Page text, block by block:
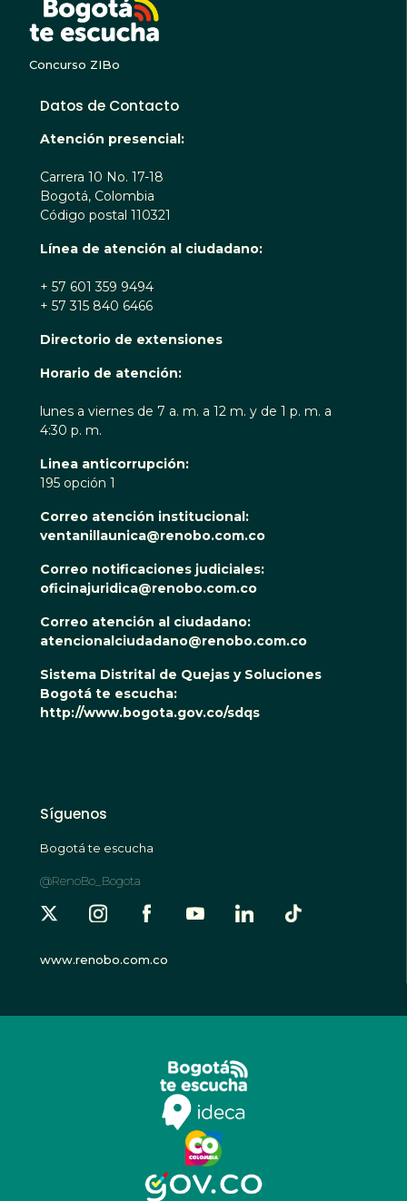
Concurso ZIBo
Datos de Contacto
Atención presencial:
Carrera 10 No. 17-18
Bogotá, Colombia
Código postal 110321
Línea de atención al ciudadano:
+ 57 601 359 9494
+ 57 315 840 6466
Directorio de extensiones
Horario de atención:
lunes a viernes de 7 a. m. a 12 m. y de 1 p. m. a
4:30 p. m.
Linea anticorrupción:
195 opción 1
Correo atención institucional:
ventanillaunica@renobo.com.co
Correo notificaciones judiciales:
oficinajuridica@renobo.com.co
Correo atención al ciudadano:
atencionalciudadano@renobo.com.co
Sistema Distrital de Quejas y Soluciones
Bogotá te escucha:
http://www.bogota.gov.co/sdqs
Síguenos
Bogotá te escucha
@RenoBo_Bogota
www.renobo.com.co